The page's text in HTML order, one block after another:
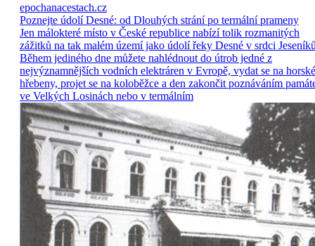
epochanacestach.cz
Poznejte údolí Desné: od Dlouhých strání po termální prameny
Jen málokteré místo v České republice nabízí tolik rozmanitých
zážitků na tak malém území jako údolí řeky Desné v srdci
Během jediného dne můžete nahlédnout do útrob jedné z
nejvýznamnějších vodních elektráren v Evropě, vydat se na horské
hřebeny, projet se na koloběžce a den zakončit poznáváním
ve Velkých Losinách nebo v termálním